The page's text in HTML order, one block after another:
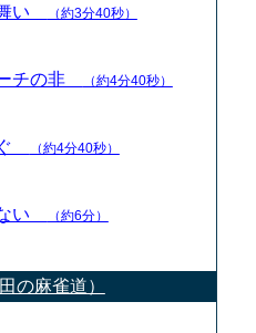
い （約3分40秒）
チの非 （約4分40秒）
（約4分40秒）
い （約6分）
の麻雀道）